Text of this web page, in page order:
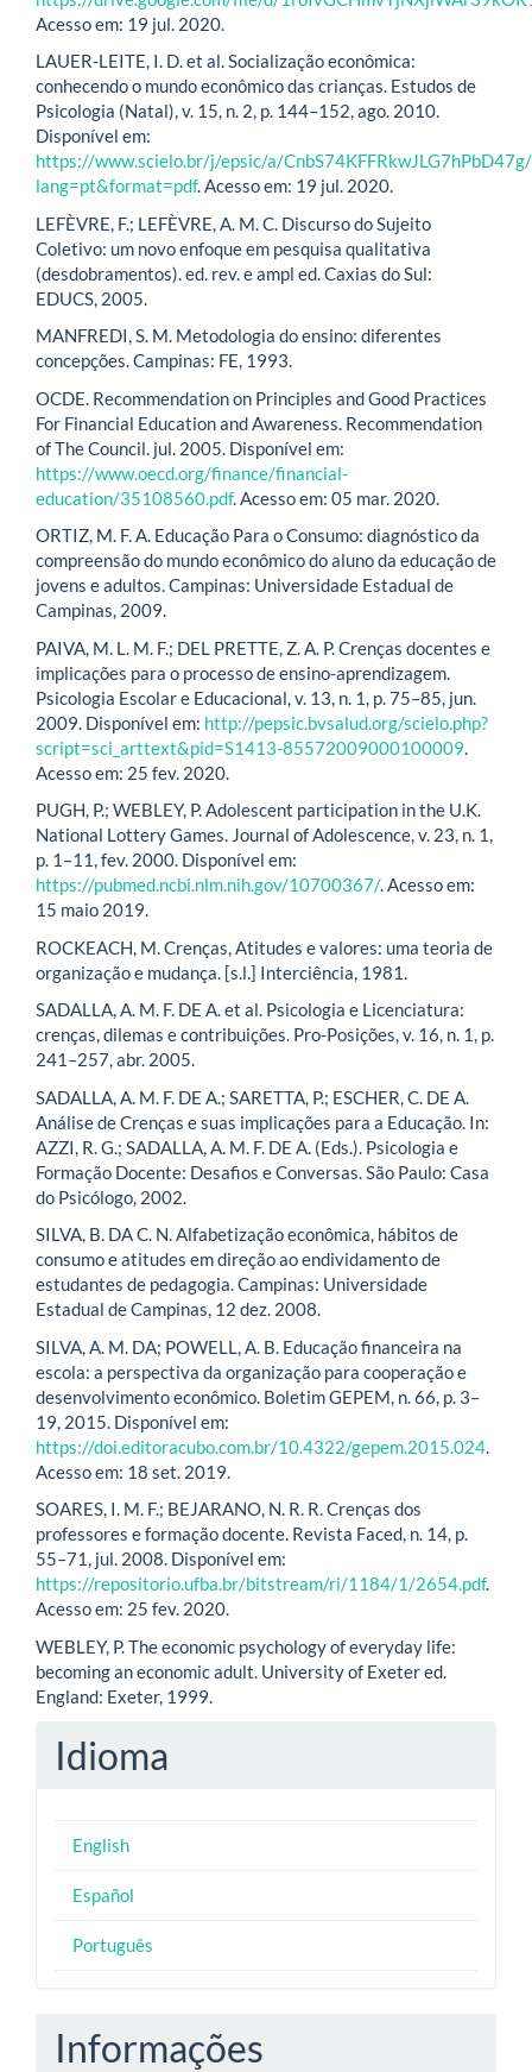
Acesso em: 19 jul. 2020.
LAUER-LEITE, I. D. et al. Socialização econômica:
conhecendo o mundo econômico das crianças. Estudos de
Psicologia (Natal), v. 15, n. 2, p. 144–152, ago. 2010.
Disponível em:
https://www.scielo.br/j/epsic/a/
lang=pt&format=pdf. Acesso em: 19 jul. 2020.
LEFÈVRE, F.; LEFÈVRE, A. M. C. Discurso do Sujeito
Coletivo: um novo enfoque em pesquisa qualitativa
(desdobramentos). ed. rev. e ampl ed. Caxias do Sul:
EDUCS, 2005.
MANFREDI, S. M. Metodologia do ensino: diferentes
concepções. Campinas: FE, 1993.
OCDE. Recommendation on Principles and Good Practices
For Financial Education and Awareness. Recommendation
of The Council. jul. 2005. Disponível em:
https://www.oecd.org/finance/financial-
education/35108560.pdf. Acesso em: 05 mar. 2020.
ORTIZ, M. F. A. Educação Para o Consumo: diagnóstico da
compreensão do mundo econômico do aluno da educação de
jovens e adultos. Campinas: Universidade Estadual de
Campinas, 2009.
PAIVA, M. L. M. F.; DEL PRETTE, Z. A. P. Crenças docentes e
implicações para o processo de ensino-aprendizagem.
Psicologia Escolar e Educacional, v. 13, n. 1, p. 75–85, jun.
2009. Disponível em: http://pepsic.bvsalud.org/scielo.php?
script=sci_arttext&pid=S1413-85572009000100009
Acesso em: 25 fev. 2020.
PUGH, P.; WEBLEY, P. Adolescent participation in the U.K.
National Lottery Games. Journal of Adolescence, v. 23, n. 1,
p. 1–11, fev. 2000. Disponível em:
https://pubmed.ncbi.nlm.nih.gov/10700367/. Acesso em:
15 maio 2019.
ROCKEACH, M. Crenças, Atitudes e valores: uma teoria de
organização e mudança. [s.l.] Interciência, 1981.
SADALLA, A. M. F. DE A. et al. Psicologia e Licenciatura:
crenças, dilemas e contribuições. Pro-Posições, v. 16, n. 1, p.
241–257, abr. 2005.
SADALLA, A. M. F. DE A.; SARETTA, P.; ESCHER, C. DE A.
Análise de Crenças e suas implicações para a Educação. In:
AZZI, R. G.; SADALLA, A. M. F. DE A. (Eds.). Psicologia e
Formação Docente: Desafios e Conversas. São Paulo: Casa
do Psicólogo, 2002.
SILVA, B. DA C. N. Alfabetização econômica, hábitos de
consumo e atitudes em direção ao endividamento de
estudantes de pedagogia. Campinas: Universidade
Estadual de Campinas, 12 dez. 2008.
SILVA, A. M. DA; POWELL, A. B. Educação financeira na
escola: a perspectiva da organização para cooperação e
desenvolvimento econômico. Boletim GEPEM, n. 66, p. 3–
19, 2015. Disponível em:
https://doi.editoracubo.com.br/10.4322/gepem.2015.024
Acesso em: 18 set. 2019.
SOARES, I. M. F.; BEJARANO, N. R. R. Crenças dos
professores e formação docente. Revista Faced, n. 14, p.
55–71, jul. 2008. Disponível em:
https://repositorio.ufba.br/bitstream/ri/1184/1/2654.pdf.
Acesso em: 25 fev. 2020.
WEBLEY, P. The economic psychology of everyday life:
becoming an economic adult. University of Exeter ed.
England: Exeter, 1999.
Idioma
English
Español
Português
Informações